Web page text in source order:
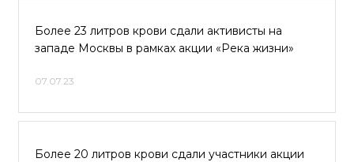
Более 23 литров крови сдали активисты на
западе Москвы в рамках акции «Река жизни»
07.07.23
Более 20 литров крови сдали участники акции